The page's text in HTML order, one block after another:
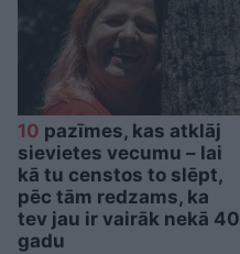
10 pazīmes, kas atklāj
sievietes vecumu – lai
kā tu censtos to slēpt,
pēc tām redzams, ka
tev jau ir vairāk nekā 40
gadu